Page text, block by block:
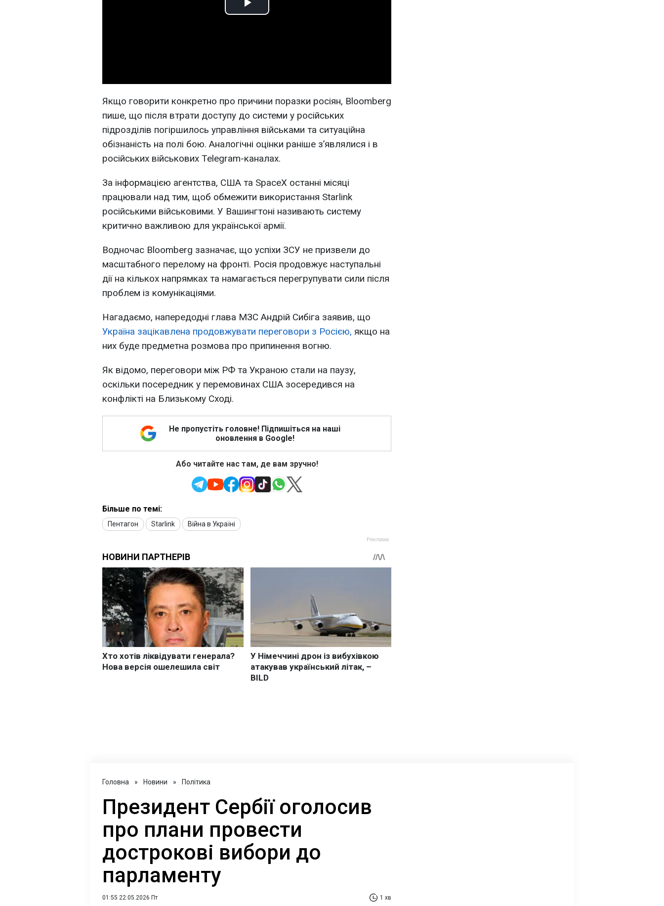
Play
Якщо говорити конкретно про причини поразки росіян, Bloomberg
пише, що після втрати доступу до системи у російських
підрозділів погіршилось управління військами та ситуаційна
обізнаність на полі бою. Аналогічні оцінки раніше з’являлися і в
російських військових Telegram-каналах.
За інформацією агентства, США та SpaceX останні місяці
працювали над тим, щоб обмежити використання Starlink
російськими військовими. У Вашингтоні називають систему
критично важливою для української армії.
Водночас Bloomberg зазначає, що успіхи ЗСУ не призвели до
масштабного перелому на фронті. Росія продовжує наступальні
дії на кількох напрямках та намагається перегрупувати сили після
проблем із комунікаціями.
Нагадаємо, напередодні глава МЗС Андрій Сибіга заявив, що
Україна зацікавлена продовжувати переговори з Росією, якщо на
них буде предметна розмова про припинення вогню.
Як відомо, переговори між РФ та Украною стали на паузу,
оскільки посередник у перемовинах США зосередився на
конфлікті на Близькому Сході.
Не пропустіть головне! Підпишіться на наші
оновлення в Google!
Або читайте нас там, де вам зручно!
Більше по темі:
Пентагон Starlink Війна в Україні
Головна » Новини » Політика
Президент Сербії оголосив
про плани провести
дострокові вибори до
парламенту
01:55 22.05.2026 Пт 1 хв